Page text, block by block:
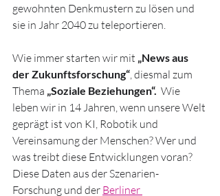
gewohnten Denkmustern zu lösen und
sie in Jahr 2040 zu teleportieren.
Wie immer starten wir mit „News aus
der Zukunftsforschung“, diesmal zum
Thema „Soziale Beziehungen“. Wie
leben wir in 14 Jahren, wenn unsere Welt
geprägt ist von KI, Robotik und
Vereinsamung der Menschen? Wer und
was treibt diese Entwicklungen voran?
Diese Daten aus der Szenarien-
Forschung und der Berliner